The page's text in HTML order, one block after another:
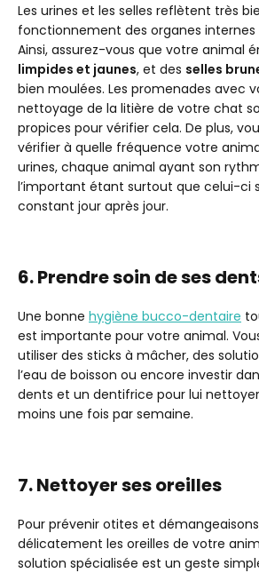
Les urines et les selles reflètent très
fonctionnement des organes internes
Ainsi, assurez-vous que votre animal
limpides et jaunes, et des selles
bien moulées. Les promenades avec
nettoyage de la litière de votre chat
propices pour vérifier cela. De plus,
vérifier à quelle fréquence votre
urines, chaque animal ayant son
l’important étant surtout que celui-ci
constant jour après jour.
6. Prendre soin de ses
Une bonne hygiène bucco-dentaire
est importante pour votre animal.
utiliser des sticks à mâcher, des
l’eau de boisson ou encore investir
dents et un dentifrice pour lui
moins une fois par semaine.
7. Nettoyer ses oreilles
Pour prévenir otites et
délicatement les oreilles de votre
solution spécialisée est un geste